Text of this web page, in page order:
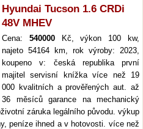
Hyundai Tucson 1.6 CRDi
48V MHEV
Cena: 540000Kč, výkon 100 kw,
najeto 54164 km, rok výroby: 2023,
koupeno v: česká republika první
majitel servisní knížka více než 19
000 kvalitních a prověřených aut. až
36 měsíců garance na mechanický
záruka legálního původu. výkup
peníze ihned a v hotovosti. více než